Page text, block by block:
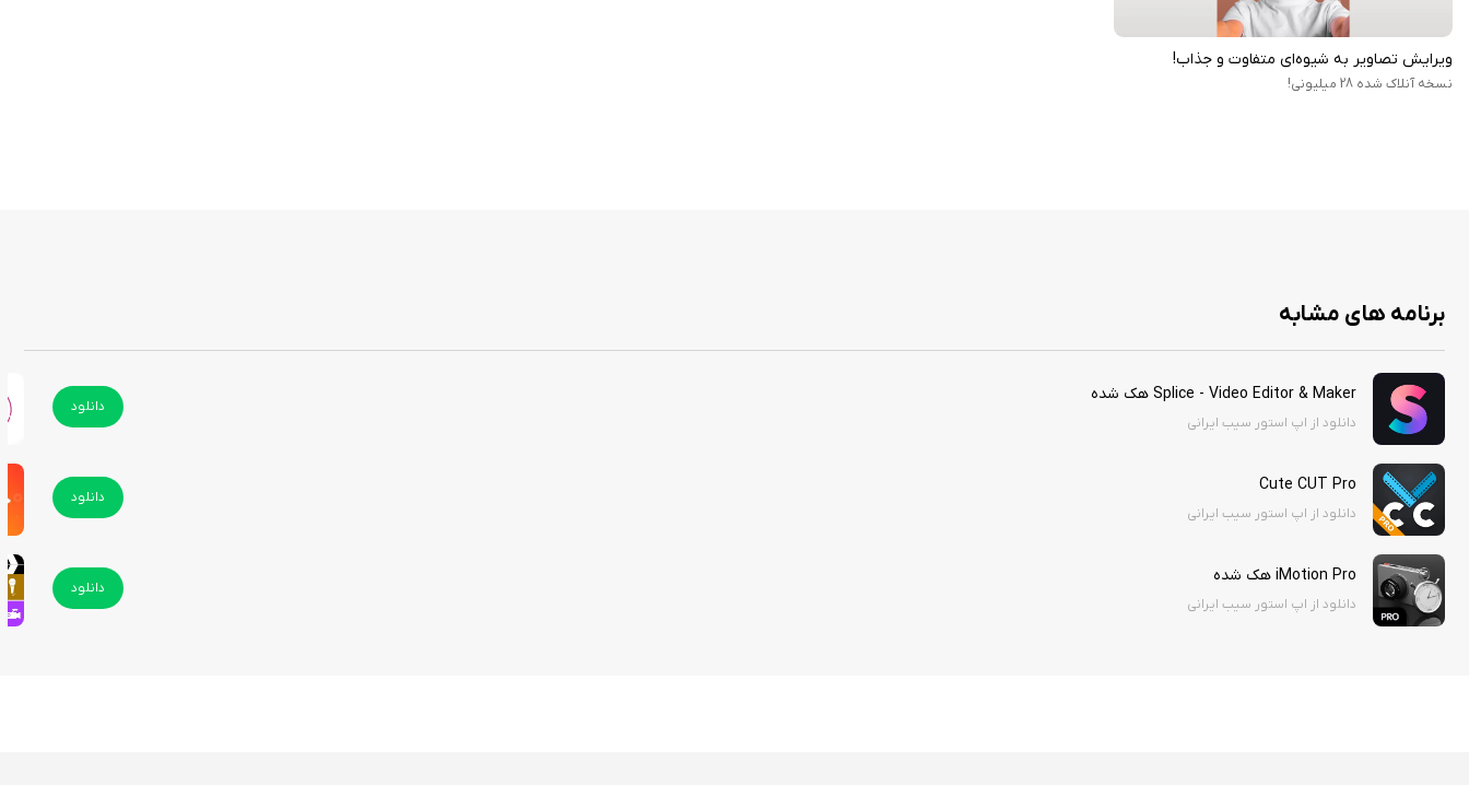
ویرایش تصاویر به شیوه‌ای متفاوت و جذاب!
نسخه آنلاک شده 28 میلیونی!
برنامه های مشابه
Splice - Video Editor & Maker هک شده
دانلود از اپ استور سیب ایرانی
دانلود
Cute CUT Pro
دانلود از اپ استور سیب ایرانی
دانلود
iMotion Pro هک شده
دانلود از اپ استور سیب ایرانی
دانلود